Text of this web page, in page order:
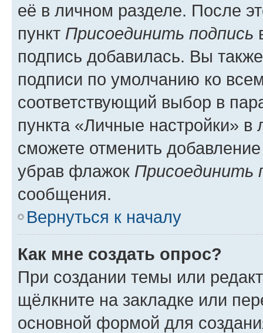
её в личном разделе. После
пункт Присоединить подпись
подпись добавилась. Вы
подписи по умолчанию ко
соответствующий выбор в
пункта «Личные настройки»
сможете отменить
убрав флажок Присоединить
сообщения.
Вернуться к началу
Как мне создать опрос?
При создании темы или
щёлкните на закладке или
основной формой для